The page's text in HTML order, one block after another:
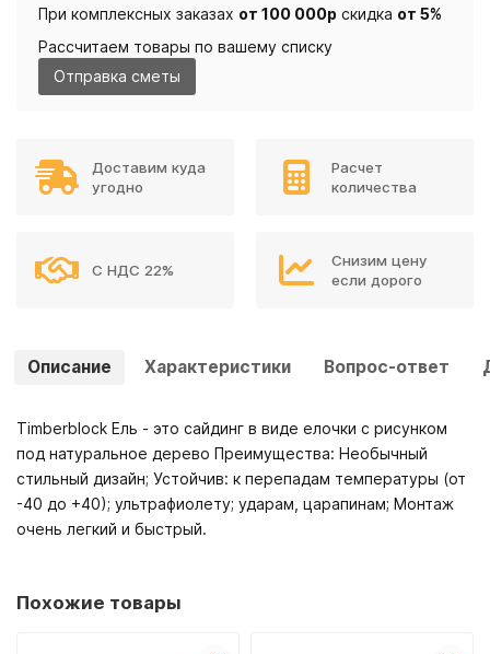
При комплексных заказах от 100 000р скидка от 5%
Рассчитаем товары по вашему списку
Отправка сметы
Доставим куда
угодно
Расчет
количества
С НДС 22%
Снизим цену
если дорого
Описание Характеристики Вопрос-ответ
Timberblock Ель - это сайдинг в виде елочки с рисунком
под натуральное дерево Преимущества: Необычный
стильный дизайн; Устойчив: к перепадам температуры (от
-40 до +40); ультрафиолету; ударам, царапинам; Монтаж
очень легкий и быстрый.
Похожие товары